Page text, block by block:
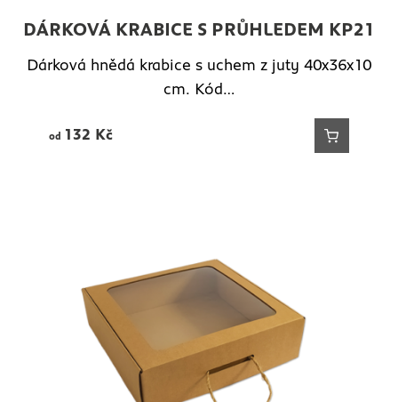
DÁRKOVÁ KRABICE S PRŮHLEDEM KP21
Dárková hnědá krabice s uchem z juty 40x36x10
cm. Kód…
od 132 Kč